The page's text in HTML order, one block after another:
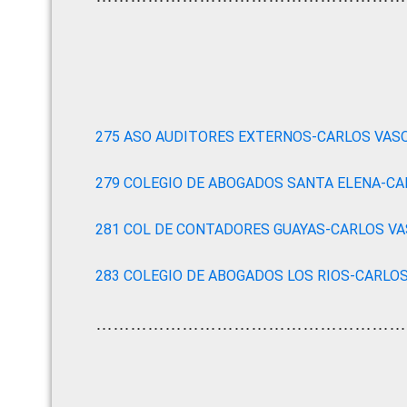
275 ASO AUDITORES EXTERNOS-CARLOS
279 COLEGIO DE ABOGADOS SANTA ELENA-
281 COL DE CONTADORES GUAYAS-CARLOS
283 COLEGIO DE ABOGADOS LOS RIOS-